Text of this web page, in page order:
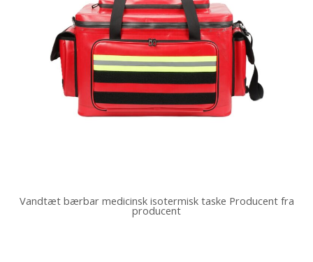
Vandtæt bærbar medicinsk isotermisk taske Producent fra
producent